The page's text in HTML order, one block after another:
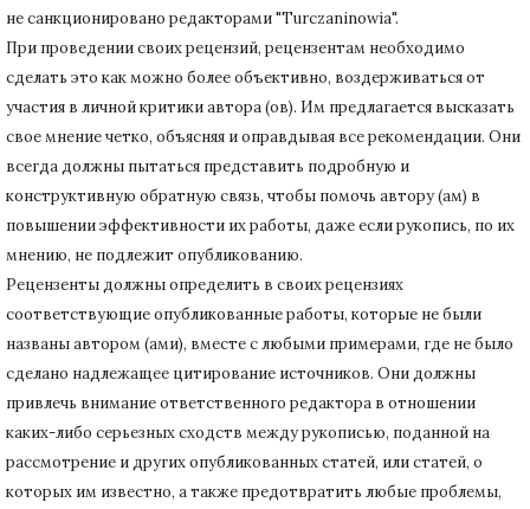
не санкционировано редакторами "Turczaninowia".
При проведении своих рецензий, рецензентам необходимо
сделать это как можно более объективно, воздерживаться от
участия в личной критики автора (ов). Им предлагается высказать
свое мнение четко, объясняя и оправдывая все рекомендации. Они
всегда должны пытаться представить подробную и
конструктивную обратную связь, чтобы помочь автору (ам) в
повышении эффективности их работы, даже если рукопись, по их
мнению, не подлежит опубликованию.
Рецензенты должны определить в своих рецензиях
соответствующие опубликованные работы, которые не были
названы автором (ами), вместе с любыми примерами, где не было
сделано надлежащее цитирование источников. Они должны
привлечь внимание ответственного редактора в отношении
каких-либо серьезных сходств между рукописью, поданной на
рассмотрение и других опубликованных статей, или статей, о
которых им известно, а также предотвратить любые проблемы,